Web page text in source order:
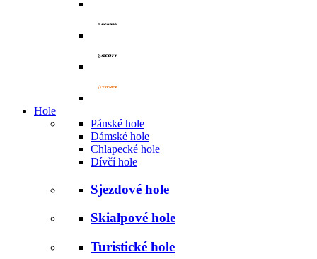
Hole
Pánské hole
Dámské hole
Chlapecké hole
Dívčí hole
Sjezdové hole
Skialpové hole
Turistické hole